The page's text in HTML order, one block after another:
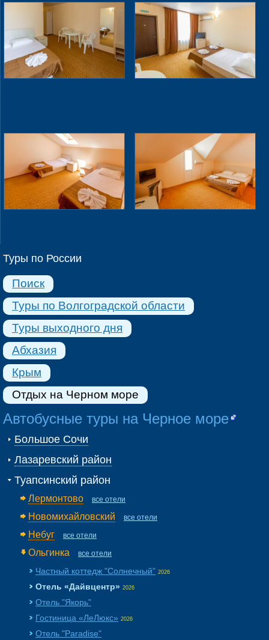
Туры по России
Поиск
Туры по Волгоградской области
Туры выходного дня
Абхазия
Крым
Отдых на Черном море
Автобусные туры на Черное море
Большое Сочи
Лазаревский район
Туапсинский район
Лермонтово все отели
Новомихайловский все отели
Небуг все отели
Ольгинка все отели
Частный коттедж "Солнечный" 2026
Отель «Дайвцентр» 2026
Отель "Якорь"
Гостиница «ЛеЛюкс» 2026
Отель "Paradise"